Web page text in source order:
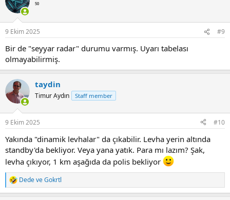
⁵⁰
9 Ekim 2025 #9
Bir de "seyyar radar" durumu varmış. Uyarı tabelası
olmayabilirmiş.
taydin
Timur Aydın Staff member
9 Ekim 2025 #10
Yakında "dinamik levhalar" da çıkabilir. Levha yerin altında
standby'da bekliyor. Veya yana yatık. Para mı lazım? Şak,
levha çıkıyor, 1 km aşağıda da polis bekliyor
R
e
DedeveGokrtl